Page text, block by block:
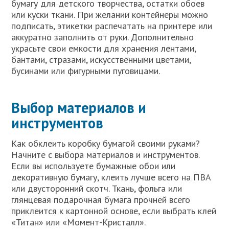
бумагу для детского творчества, остатки обоев
или куски ткани. При желании контейнеры можно
подписать, этикетки распечатать на принтере или
аккуратно заполнить от руки. Дополнительно
украсьте свои емкости для хранения лентами,
бантами, стразами, искусственными цветами,
бусинами или фигурными пуговицами.
Выбор материалов и
инструментов
Как обклеить коробку бумагой своими руками?
Начните с выбора материалов и инструментов.
Если вы используете бумажные обои или
декоративную бумагу, клеить лучше всего на ПВА
или двусторонний скотч. Ткань, фольга или
глянцевая подарочная бумага прочней всего
приклеится к картонной основе, если выбрать клей
«Титан» или «Момент-Кристалл».